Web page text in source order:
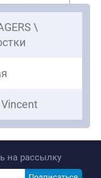
\
на рассылку